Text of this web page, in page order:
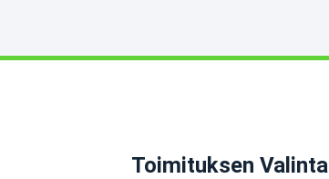
Toimituksen Valinta